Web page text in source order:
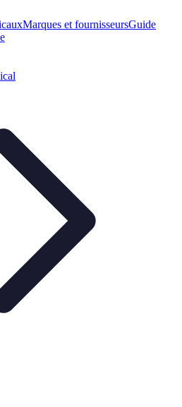
Marques et fournisseursGuide